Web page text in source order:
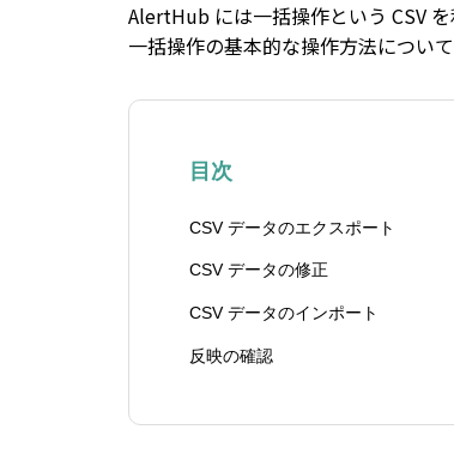
AlertHub には一括操作という CSV
一括操作の基本的な操作方法について
目次
CSV データのエクスポート
CSV データの修正
CSV データのインポート
反映の確認